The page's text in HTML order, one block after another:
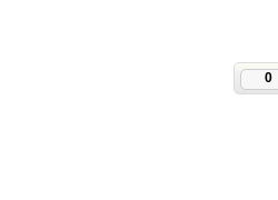
0